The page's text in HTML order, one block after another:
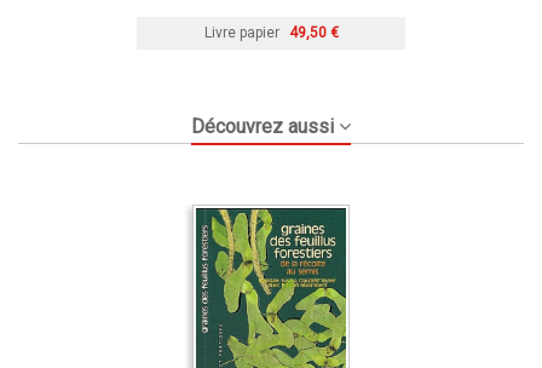
Livre papier 49,50 €
Découvrez aussi